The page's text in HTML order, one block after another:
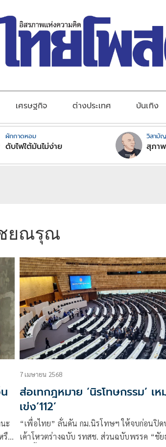
เศรษฐกิจ ต่างประเทศ บันเทิง
ผักกาดหอม
ดับไฟใต้มันไม่ง่าย
วิสามั
สุภา
ยณรุณ
ะ
รือ
7 เมษายน 2568
ส่อเทกฎหมาย ‘นิรโทษกรรม’ เหมา
เข่ง‘112’
“เพื่อไทย” ลั่นดัน กม.นิรโทษฯ ให้จบก่อนปิด
เค้าโหวตร่างฉบับ รทสช. ส่วนฉบับพรรค “ชัย